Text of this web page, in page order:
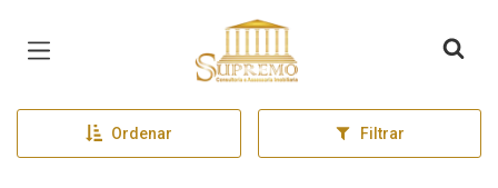
Página inicial
Ordenar Filtrar